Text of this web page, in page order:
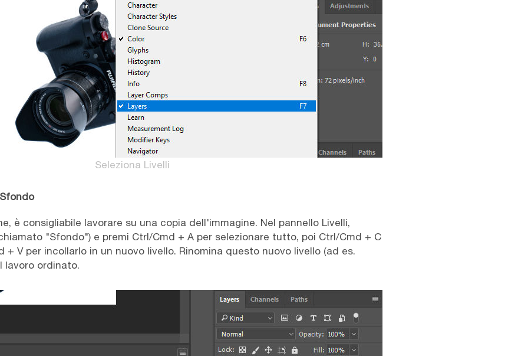
Seleziona Livelli
è consigliabile lavorare su una copia dell'immagine. Nel pannello Livelli,
"Sfondo") e premi Ctrl/Cmd + A per selezionare tutto, poi Ctrl/Cmd + C
V per incollarlo in un nuovo livello. Rinomina questo nuovo livello (ad es.
lavoro ordinato.